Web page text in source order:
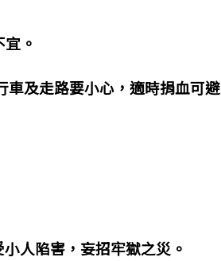
。
及走路要小心，適時捐血可避
人陷害，妄招牢獄之災。